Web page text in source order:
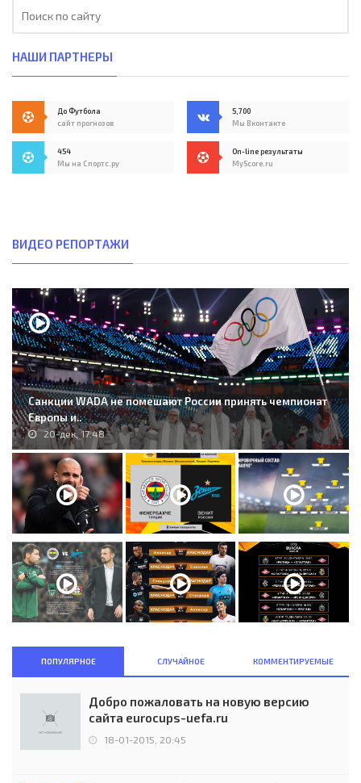
НАШИ ПАРТНЕРЫ
До Футбола
сайт прогнозов
5,700
Мы Вконтакте
454
Мы на Спортс.ру
On-line результаты
MyScore.ru
ВИДЕО РЕПОРТАЖИ
Санкции WADA не помешают России принять чемпионат
Европы и..
20-дек, 17:48
ПОПУЛЯРНОЕ СЛУЧАЙНОЕ КОММЕНТИРУЕМЫЕ
Добро пожаловать на новую версию
сайта eurocups-uefa.ru
18-01-2015, 20:45